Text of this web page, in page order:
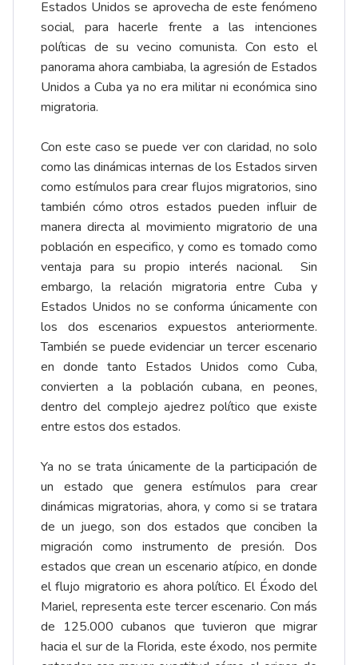
Estados Unidos se aprovecha de este fenómeno
social, para hacerle frente a las intenciones
políticas de su vecino comunista. Con esto el
panorama ahora cambiaba, la agresión de Estados
Unidos a Cuba ya no era militar ni económica sino
migratoria.
Con este caso se puede ver con claridad, no solo
como las dinámicas internas de los Estados sirven
como estímulos para crear flujos migratorios, sino
también cómo otros estados pueden influir de
manera directa al movimiento migratorio de una
población en especifico, y como es tomado como
ventaja para su propio interés nacional. Sin
embargo, la relación migratoria entre Cuba y
Estados Unidos no se conforma únicamente con
los dos escenarios expuestos anteriormente.
También se puede evidenciar un tercer escenario
en donde tanto Estados Unidos como Cuba,
convierten a la población cubana, en peones,
dentro del complejo ajedrez político que existe
entre estos dos estados.
Ya no se trata únicamente de la participación de
un estado que genera estímulos para crear
dinámicas migratorias, ahora, y como si se tratara
de un juego, son dos estados que conciben la
migración como instrumento de presión. Dos
estados que crean un escenario atípico, en donde
el flujo migratorio es ahora político. El Éxodo del
Mariel, representa este tercer escenario. Con más
de 125.000 cubanos que tuvieron que migrar
hacia el sur de la Florida, este éxodo, nos permite